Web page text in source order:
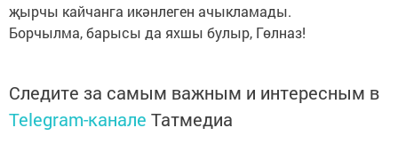
җырчы кайчанга икәнлеген ачыкламады.
Борчылма, барысы да яхшы булыр, Гөлназ!
Следите за самым важным и интересным в
Telegram-канале Татмедиа